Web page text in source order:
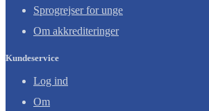
Sprogrejser for unge
Om akkrediteringer
Kundeservice
Log ind
Om